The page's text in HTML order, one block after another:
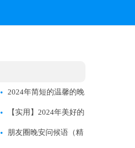
2024年简短的温馨的晚
安QQ问候语集锦65句
【实用】2024年美好的
早安微信问候语集锦56句
朋友圈晚安问候语（精